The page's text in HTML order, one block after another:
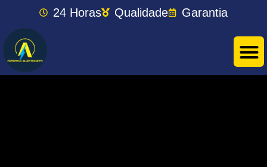
24 Horas Qualidade Garantia